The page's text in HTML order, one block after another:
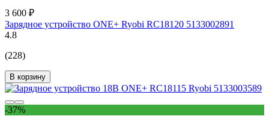
3 600 ₽
Зарядное устройство ONE+ Ryobi RC18120 5133002891
4.8
(228)
В корзину
-37%